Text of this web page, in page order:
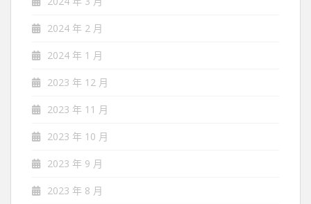
2024 年 2 月
2024 年 1 月
2023 年 12 月
2023 年 11 月
2023 年 10 月
2023 年 9 月
2023 年 8 月